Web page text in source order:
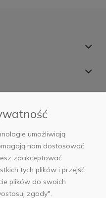
275
umożliwiają
nam dostosować
zaakceptować
tych plików i przejść
plików do swoich
zgody".